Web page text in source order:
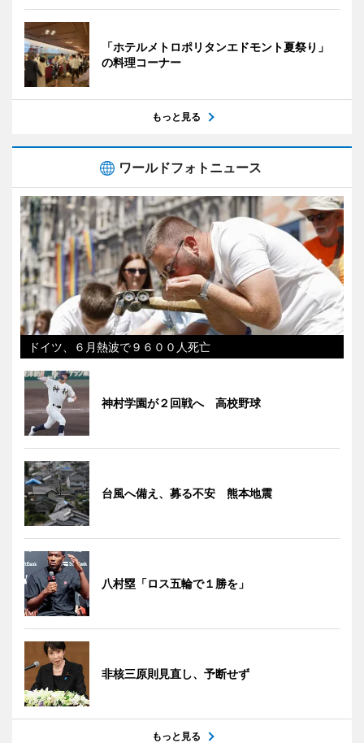
「ホテルメトロポリタンエドモント夏祭り」
の料理コーナー
もっと見る
ワールドフォトニュース
ドイツ、６月熱波で９６００人死亡
神村学園が２回戦へ 高校野球
台風へ備え、募る不安 熊本地震
八村塁「ロス五輪で１勝を」
非核三原則見直し、予断せず
もっと見る